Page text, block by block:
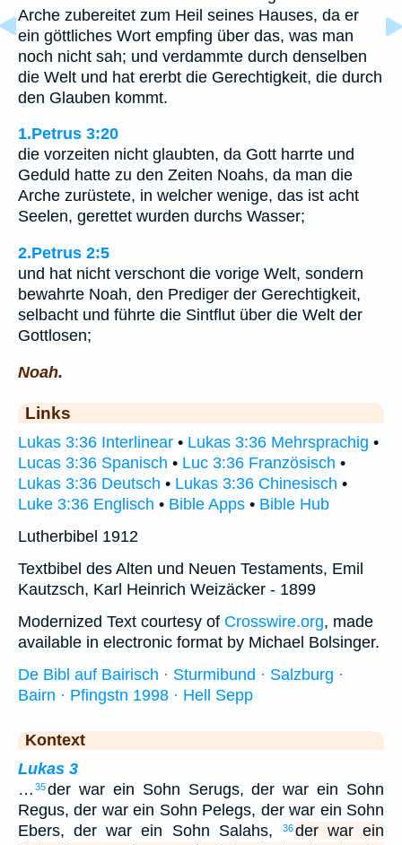
Arche zubereitet zum Heil seines Hauses, da er
ein göttliches Wort empfing über das, was man
noch nicht sah; und verdammte durch denselben
die Welt und hat ererbt die Gerechtigkeit, die durch
den Glauben kommt.
1.Petrus 3:20
die vorzeiten nicht glaubten, da Gott harrte und
Geduld hatte zu den Zeiten Noahs, da man die
Arche zurüstete, in welcher wenige, das ist acht
Seelen, gerettet wurden durchs Wasser;
2.Petrus 2:5
und hat nicht verschont die vorige Welt, sondern
bewahrte Noah, den Prediger der Gerechtigkeit,
selbacht und führte die Sintflut über die Welt der
Gottlosen;
Noah.
Links
Lukas 3:36 Interlinear • Lukas 3:36 Mehrsprachig •
Lucas 3:36 Spanisch • Luc 3:36 Französisch •
Lukas 3:36 Deutsch • Lukas 3:36 Chinesisch •
Luke 3:36 Englisch • Bible Apps • Bible Hub
Lutherbibel 1912
Textbibel des Alten und Neuen Testaments, Emil
Kautzsch, Karl Heinrich Weizäcker - 1899
Modernized Text courtesy of Crosswire.org, made
available in electronic format by Michael Bolsinger.
De Bibl auf Bairisch · Sturmibund · Salzburg ·
Bairn · Pfingstn 1998 · Hell Sepp
Kontext
Lukas 3
… 35der war ein Sohn Serugs, der war ein Sohn
Regus, der war ein Sohn Pelegs, der war ein Sohn
Ebers, der war ein Sohn Salahs,
36der war ein